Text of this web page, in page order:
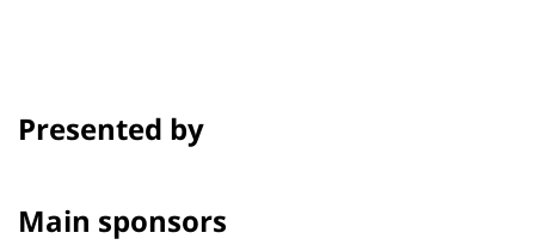
Presented by
Main sponsors